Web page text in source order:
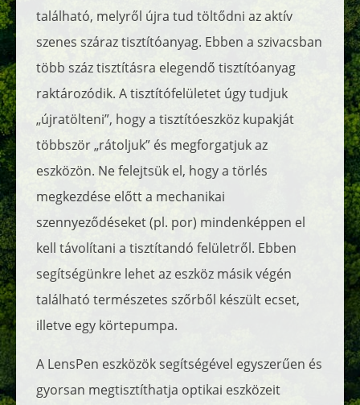
található, melyről újra tud töltődni az aktív
szenes száraz tisztítóanyag. Ebben a szivacsban
több száz tisztításra elegendő tisztítóanyag
raktározódik. A tisztítófelületet úgy tudjuk
„újratölteni”, hogy a tisztítóeszköz kupakját
többször „rátoljuk” és megforgatjuk az
eszközön. Ne felejtsük el, hogy a törlés
megkezdése előtt a mechanikai
szennyeződéseket (pl. por) mindenképpen el
kell távolítani a tisztítandó felületről. Ebben
segítségünkre lehet az eszköz másik végén
található természetes szőrből készült ecset,
illetve egy körtepumpa.
A LensPen eszközök segítségével egyszerűen és
gyorsan megtisztíthatja optikai eszközeit